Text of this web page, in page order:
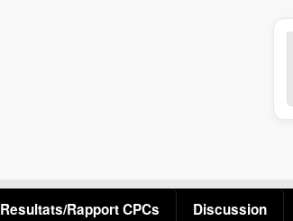
Resultats/Rapport CPCs Discussion